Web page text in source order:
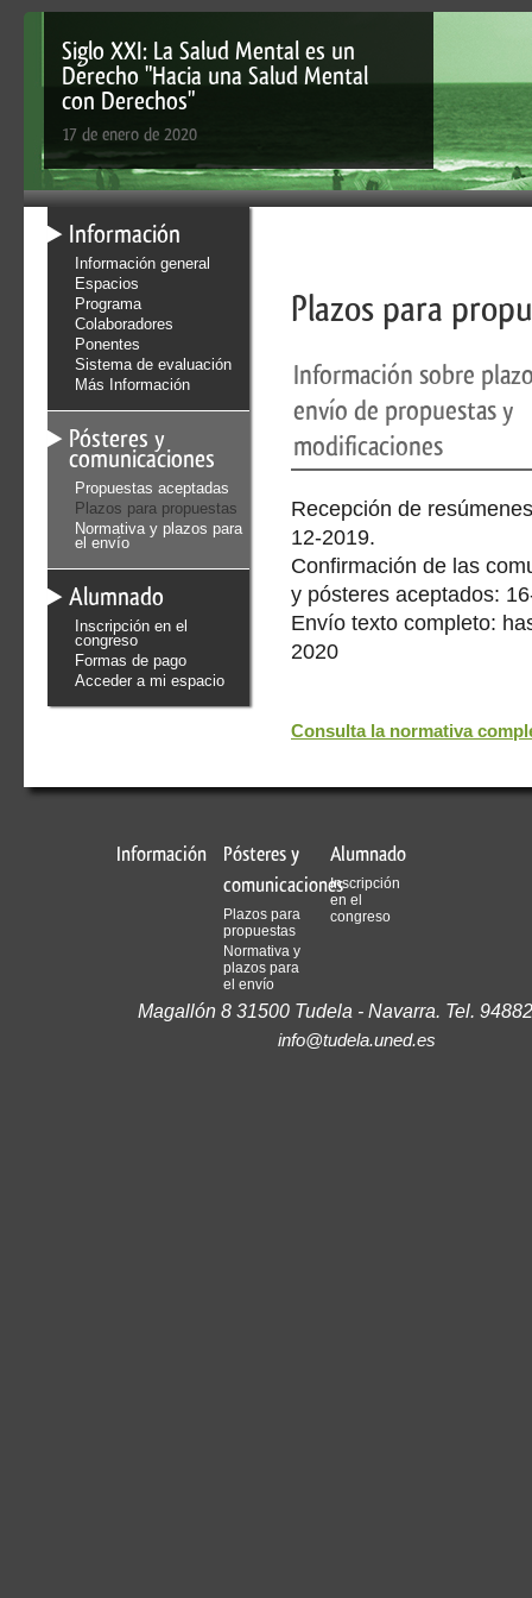
Siglo XXI: La Salud Mental es un
Derecho "Hacia una Salud Mental
con Derechos"
17 de enero de 2020
Información
Información general
Espacios
Programa
Colaboradores
Ponentes
Sistema de evaluación
Más Información
Pósteres y
comunicaciones
Propuestas aceptadas
Plazos para propuestas
Normativa y plazos para
el envío
Alumnado
Inscripción en el
congreso
Formas de pago
Acceder a mi espacio
Plazos para
Información sobre
envío de propuestas y
modificaciones
Recepción de
12-2019.
Confirmación de las
y pósteres aceptados:
Envío texto completo:
2020
Consulta la normativa
Información
Pósteres y
comunicaciones
Plazos para
propuestas
Normativa y
plazos para
el envío
Alumnado
Inscripción
en el
congreso
Magallón 8 31500 Tudela - Navarra. Tel.
info@tudela.uned.es